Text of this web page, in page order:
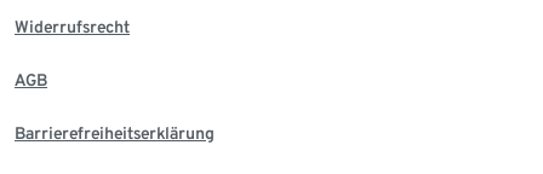
Widerrufsrecht
AGB
Barrierefreiheitserklärung